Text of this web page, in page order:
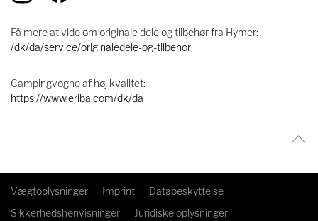
Få mere at vide om originale dele og tilbehør fra Hymer:
/dk/da/service/originaledele-og-tilbehor
Campingvogne af høj kvalitet:
https://www.eriba.com/dk/da
Vægtoplysninger Imprint
Databeskyttelse
Sikkerhedshenvisninger
Juridiske oplysninger